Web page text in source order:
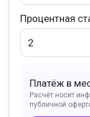
Процентная
Платёж в
Расчёт носит
публичной